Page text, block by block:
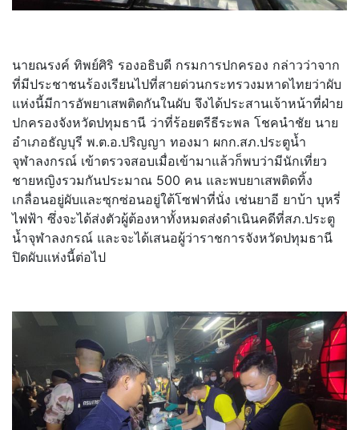
นายณรงค์ ทิพย์ศิริ รองอธิบดี กรมการปกครอง กล่าวว่าจาก
ที่มีประชาชนร้องเรียนไปที่สายด่วนกระทรวงมหาดไทยว่าผับ
แห่งนี้มีการอัพยาเสพติดกันในผับ จึงได้ประสานเจ้าหน้าที่ฝ่าย
ปกครองจังหวัดปทุมธานี ว่าที่ร้อยตรีธีระพล โชคนำชัย นาย
อำเภอธัญบุรี พ.ต.อ.ปริญญา ทองมา ผกก.สภ.ประตูน้ำ
จุฬาลงกรณ์ เข้าตรวจสอบเมื่อเข้ามาแล้วก็พบว่ามีนักเที่ยว
ชายหญิงรวมกันประมาณ 500 คน และพบยาเสพติดทิ้ง
เกลื่อนอยู่ผับและซุกซ่อนอยู่ใต้โซฟาที่นั่ง เช่นยาอี ยาบ้า บุหรี่
ไฟฟ้า ซึ่งจะได้ส่งตัวผู้ต้องหาทั้งหมดส่งดำเนินคดีที่สภ.ประตู
น้ำจุฬาลงกรณ์ และจะได้เสนอผู้ว่าราชการจังหวัดปทุมธานี
ปิดผับแห่งนี้ต่อไป